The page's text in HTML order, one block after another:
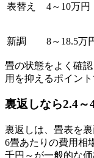
表替え 4～10万円
新調 8～18.5万
畳の状態をよく確
用を抑えるポイント
裏返しなら2.4～
裏返しは、畳表を
6畳あたりの費用相
千円～が一般的な価